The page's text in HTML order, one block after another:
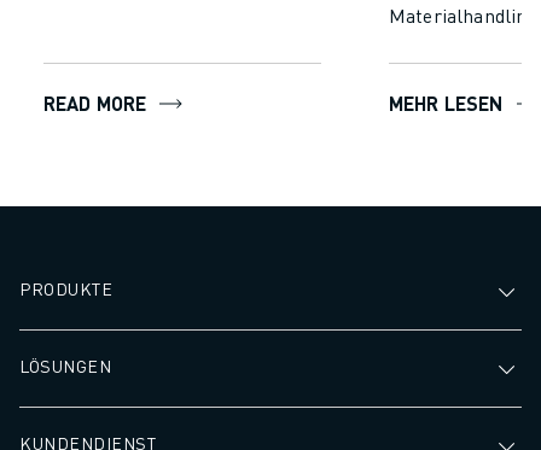
FANUC IN EUROPA
KARRIERE
KONTAKT
KONTAKT
STANDORTE
READ MORE
MEHR LESEN
PRODUKTE
LÖSUNGEN
KUNDENDIENST